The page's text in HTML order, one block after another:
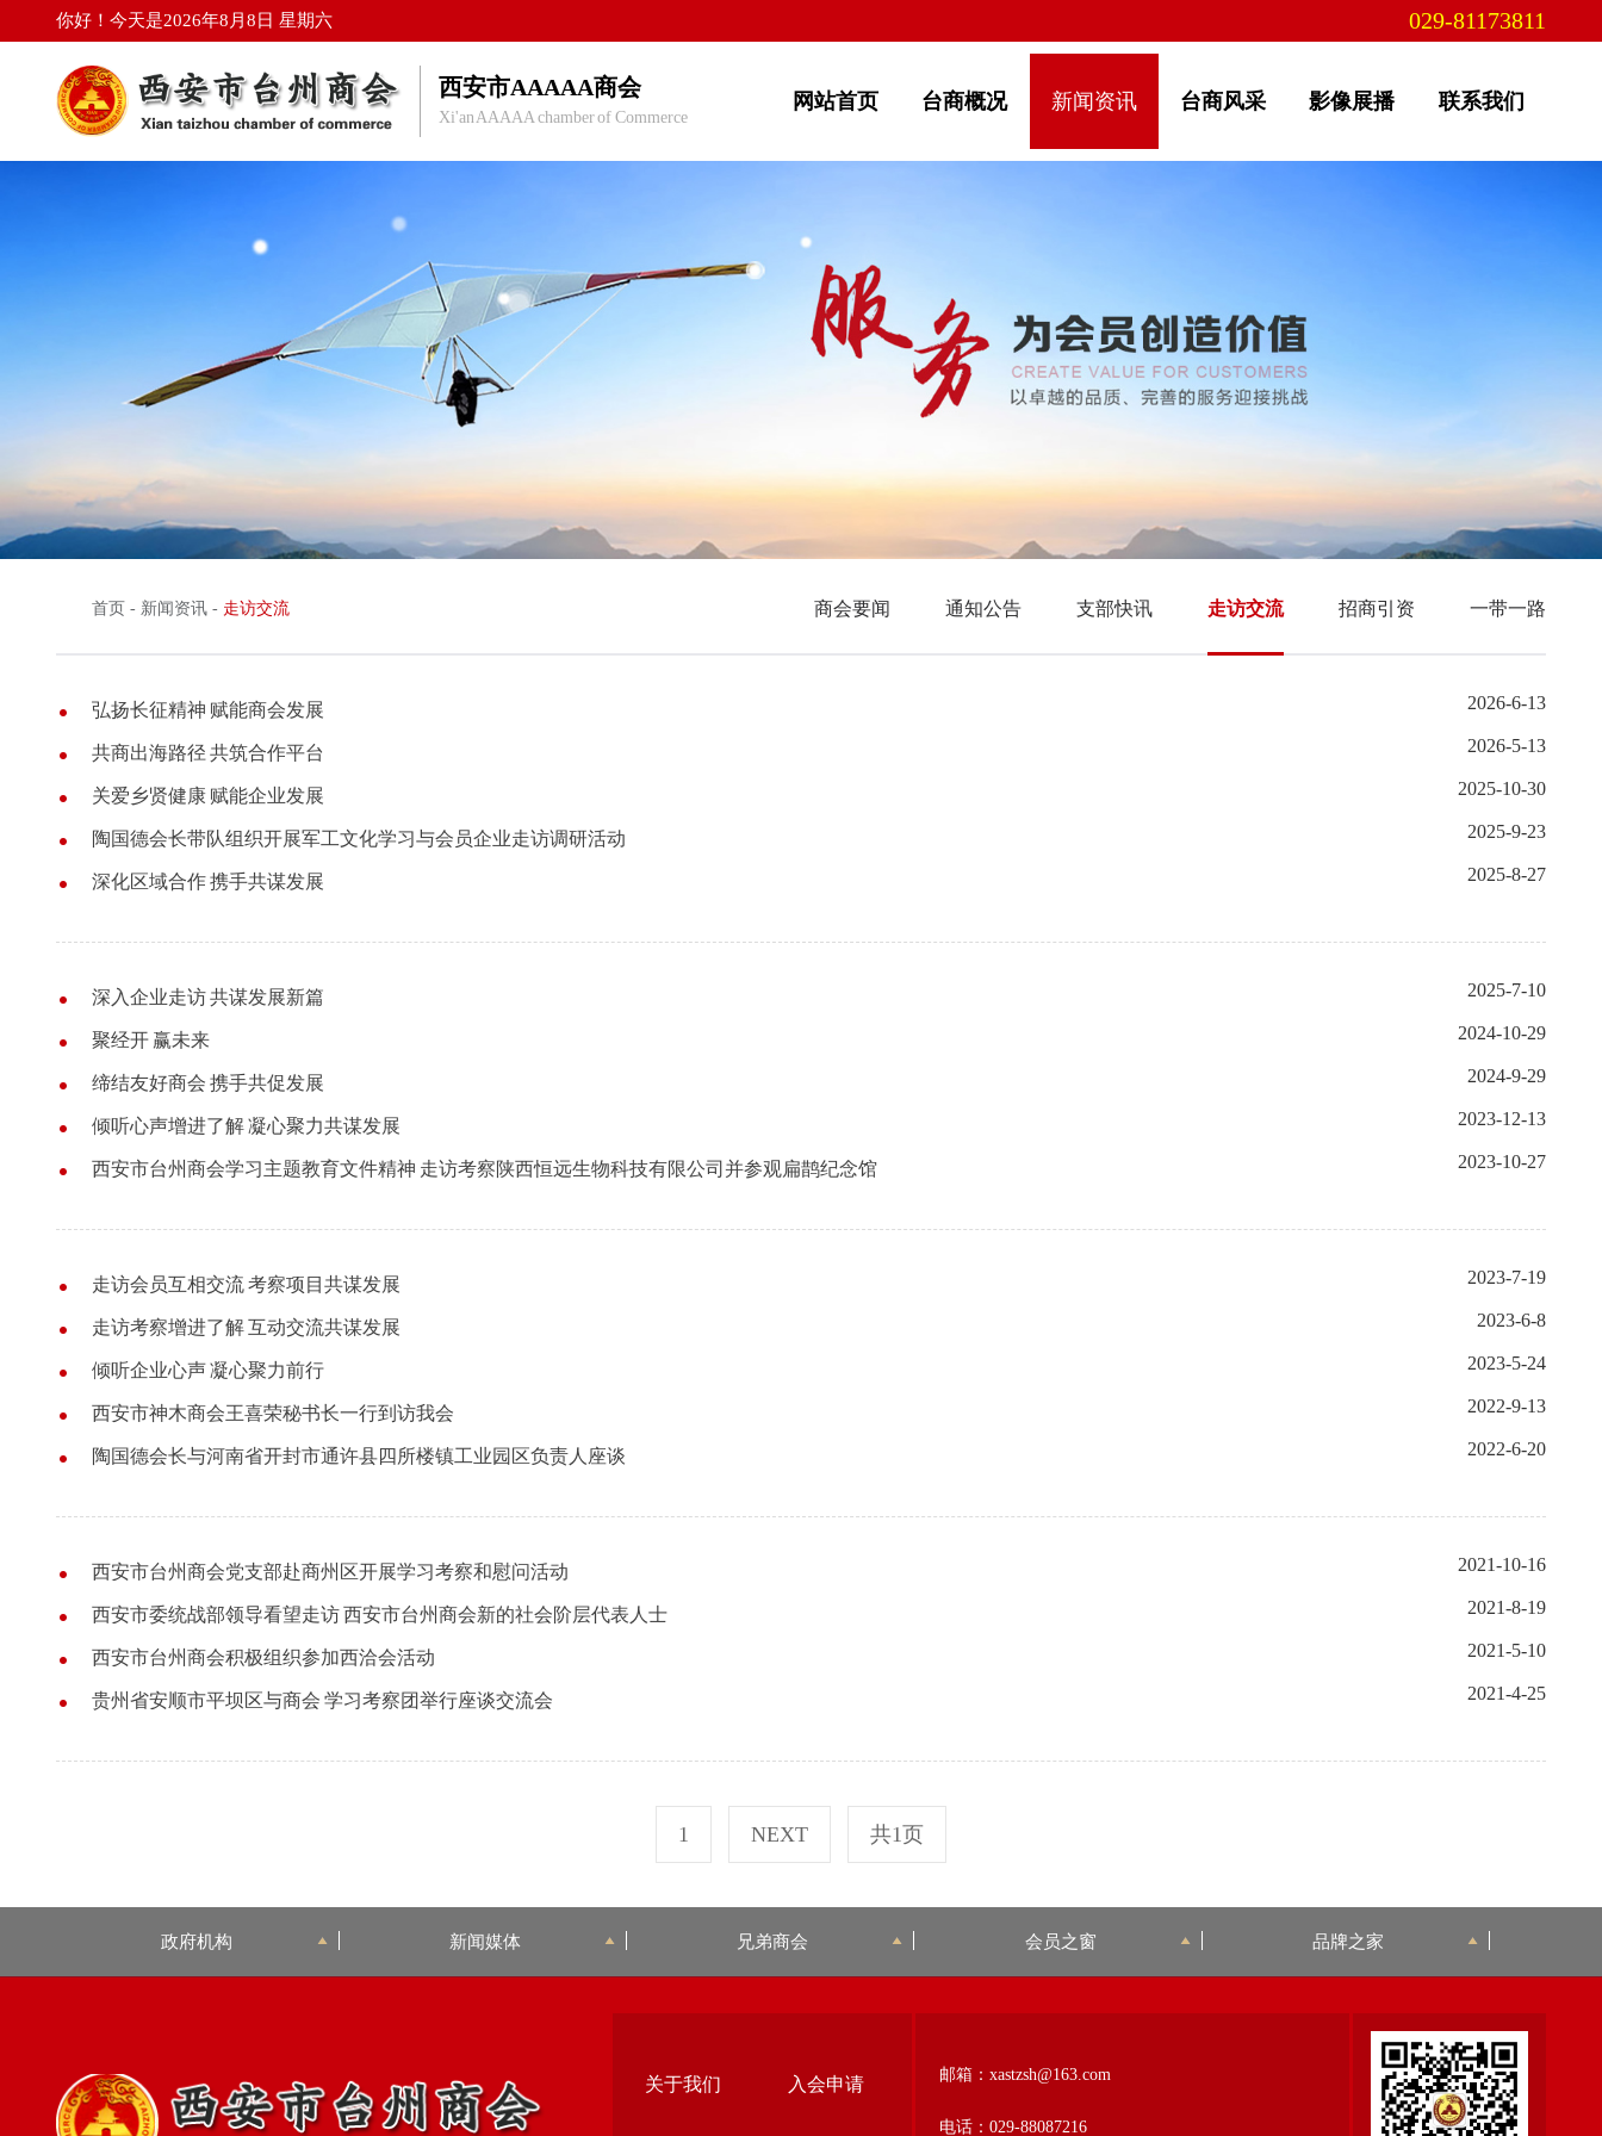
你好！今天是2026年8月8日 星期六 029-81173811
西安市AAAAA商会
Xi'an AAAAA chamber of Commerce
网站首页 台商概况 新闻资讯 台商风采 影像展播 联系我们
首页 - 新闻资讯 - 走访交流 商会要闻 通知公告 支部快讯 走访交流 招商引资 一带一路
弘扬长征精神 赋能商会发展 2026-6-13
共商出海路径 共筑合作平台 2026-5-13
关爱乡贤健康 赋能企业发展 2025-10-30
陶国德会长带队组织开展军工文化学习与会员企业走访调研活动 2025-9-23
深化区域合作 携手共谋发展 2025-8-27
深入企业走访 共谋发展新篇 2025-7-10
聚经开 赢未来 2024-10-29
缔结友好商会 携手共促发展 2024-9-29
倾听心声增进了解 凝心聚力共谋发展 2023-12-13
西安市台州商会学习主题教育文件精神 走访考察陕西恒远生物科技有限公司并参观扁鹊纪念馆 2023-10-27
走访会员互相交流 考察项目共谋发展 2023-7-19
走访考察增进了解 互动交流共谋发展 2023-6-8
倾听企业心声 凝心聚力前行 2023-5-24
西安市神木商会王喜荣秘书长一行到访我会 2022-9-13
陶国德会长与河南省开封市通许县四所楼镇工业园区负责人座谈 2022-6-20
西安市台州商会党支部赴商州区开展学习考察和慰问活动 2021-10-16
西安市委统战部领导看望走访 西安市台州商会新的社会阶层代表人士 2021-8-19
西安市台州商会积极组织参加西洽会活动 2021-5-10
贵州省安顺市平坝区与商会 学习考察团举行座谈交流会 2021-4-25
1 NEXT 共1页
政府机构 新闻媒体 兄弟商会 会员之窗 品牌之家
邮箱：xastzsh@163.com
电话：029-88087216
关于我们 入会申请